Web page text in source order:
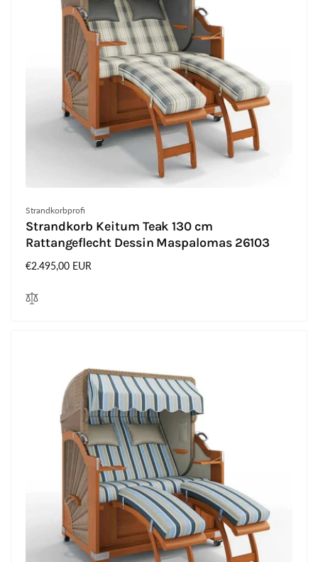
Anbieter:
Strandkorbprofi
Strandkorb Keitum Teak 130 cm
Rattangeflecht Dessin Maspalomas 26103
Normaler
€2.495,00 EUR